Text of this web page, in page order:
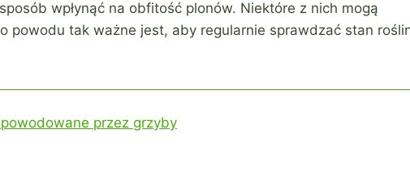
wpłynąć na obfitość plonów. Niektóre z nich mogą
powodu tak ważne jest, aby regularnie sprawdzać stan
przez grzyby